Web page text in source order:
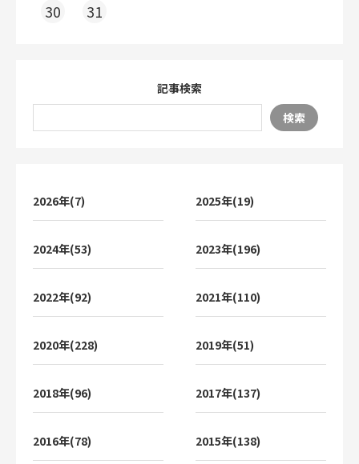
30
31
記事検索
検索
2026年(7) 2025年(19)
2024年(53) 2023年(196)
2022年(92) 2021年(110)
2020年(228) 2019年(51)
2018年(96) 2017年(137)
2016年(78) 2015年(138)